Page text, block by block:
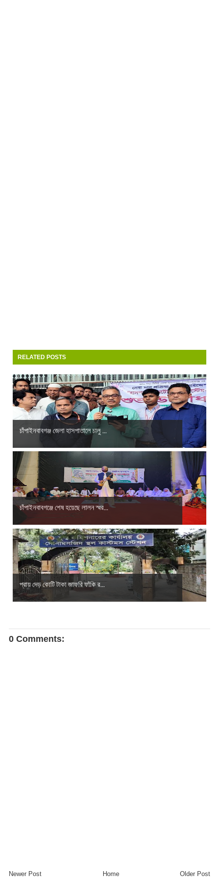
RELATED POSTS
চাঁপাইনবাবগঞ্জ জেলা হাসপাতালে চালু ...
চাঁপাইনবাবগঞ্জে শেষ হয়েছে লালন স্মর...
প্রায় দেড় কোটি টাকা জাফরি ফাঁকি র...
0 Comments:
Newer Post Older Post
Home